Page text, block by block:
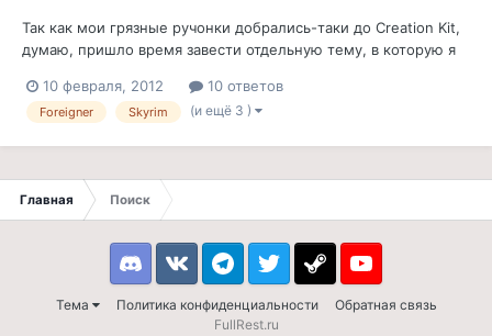
Так как мои грязные ручонки добрались-таки до Creation Kit,
думаю, пришло время завести отдельную тему, в которую я
Для справки - все мои моды будут предназначены для
оригинальной англоязычной версии игры. 1. Bound Weaponry
10 февраля, 2012 10 ответов
Foreigner Skyrim (и ещё 3 )
Главная Поиск
Тема Политика конфиденциальности Обратная связь
DiscordVK TelegramTwitter Steam Youtube
FullRest.ru